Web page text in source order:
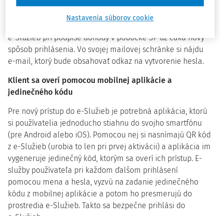
V nastaveniach svojho profilu si vedia rýchlo a jednoducho
e-Služieb pri podpise dohody v pobočke SP už čaká nový
spôsob prihlásenia. Vo svojej mailovej schránke si nájdu
e-mail, ktorý bude obsahovať odkaz na vytvorenie hesla.
Klient sa overí pomocou mobilnej aplikácie a
jedinečného kódu
Pre nový prístup do e-Služieb je potrebná aplikácia, ktorú
si používatelia jednoducho stiahnu do svojho smartfónu
(pre Android alebo iOS). Pomocou nej si nasnímajú QR kód
z e-Služieb (urobia to len pri prvej aktivácii) a aplikácia im
vygeneruje jedinečný kód, ktorým sa overí ich prístup. E-
služby používateľa pri každom ďalšom prihlásení
pomocou mena a hesla, vyzvú na zadanie jedinečného
kódu z mobilnej aplikácie a potom ho presmerujú do
prostredia e-Služieb. Takto sa bezpečne prihlási do
Nastavenia súborov cookie